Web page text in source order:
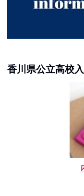
香川県公立高校